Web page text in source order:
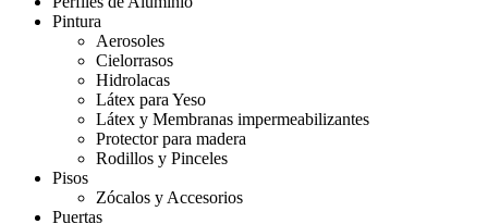
Pintura
Aerosoles
Cielorrasos
Hidrolacas
Látex para Yeso
Látex y Membranas impermeabilizantes
Protector para madera
Rodillos y Pinceles
Pisos
Zócalos y Accesorios
Puertas